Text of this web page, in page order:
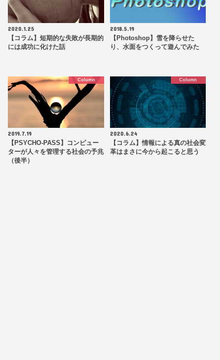
2020.1.25
【コラム】短期的な失敗が長期的
には成功に化けた話
2018.5.19
【Photoshop】雪を降らせた
り、水面をつくって遊んでみた
Column
2019.7.19
【PSYCHO-PASS】コンピュー
ターが人々を管理する社会の予兆
（後半）
Column
2020.6.24
【コラム】情報による真の社会変
革はまさに今から起こると思う